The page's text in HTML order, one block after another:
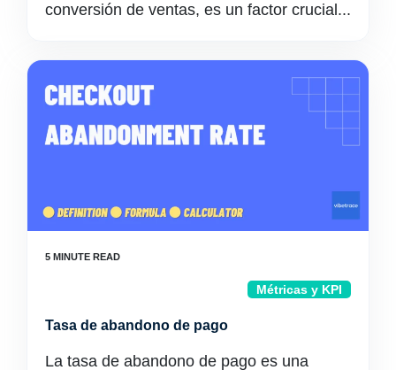
conversión de ventas, es un factor crucial...
Métricas y KPI
Tasa de abandono de pago
La tasa de abandono de pago es una